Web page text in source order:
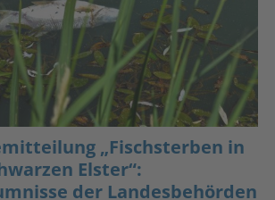
„Fischsterben in
Elster“:
der Landesbehörden